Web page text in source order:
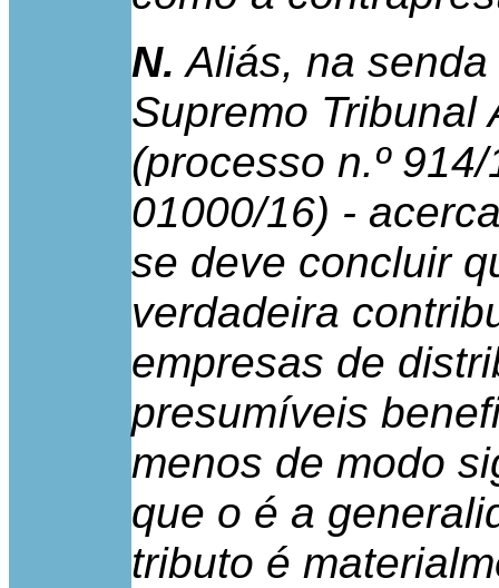
N. Aliás, na
Supremo Tribunal
(processo n.º
01000/16) -
se deve concluir
verdadeira
empresas de
presumíveis
menos de modo
que o é a
tributo é